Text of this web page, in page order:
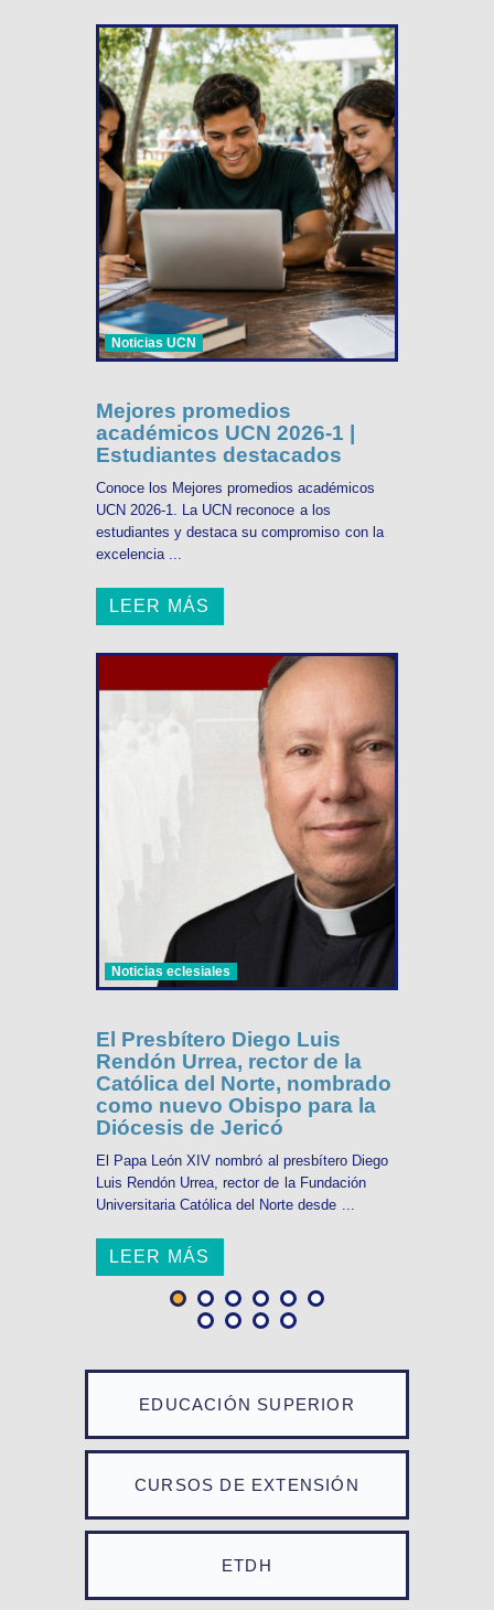
EDUCACIÓN SUPERIOR
CURSOS DE EXTENSIÓN
ETDH
Noticias UCN
Mejores promedios
académicos UCN 2026-1 |
Estudiantes destacados
Conoce los Mejores promedios académicos
UCN 2026-1. La UCN reconoce a los
estudiantes y destaca su compromiso con la
excelencia ...
LEER MÁS
Noticias eclesiales
El Presbítero Diego Luis
Rendón Urrea, rector de la
Católica del Norte, nombrado
como nuevo Obispo para la
Diócesis de Jericó
El Papa León XIV nombró al presbítero Diego
Luis Rendón Urrea, rector de la Fundación
Universitaria Católica del Norte desde ...
LEER MÁS